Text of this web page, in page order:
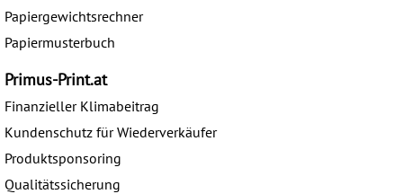
Papiergewichtsrechner
Papiermusterbuch
Primus-Print.at
Finanzieller Klimabeitrag
Kundenschutz für Wiederverkäufer
Produktsponsoring
Qualitätssicherung